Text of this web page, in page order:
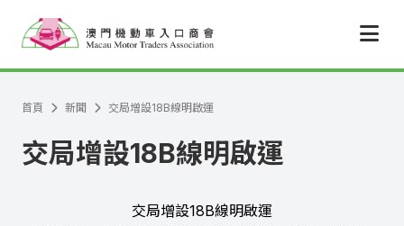
首頁 新聞 交局增設18B線明啟運
交局增設18B線明啟運
交局增設18B線明啟運